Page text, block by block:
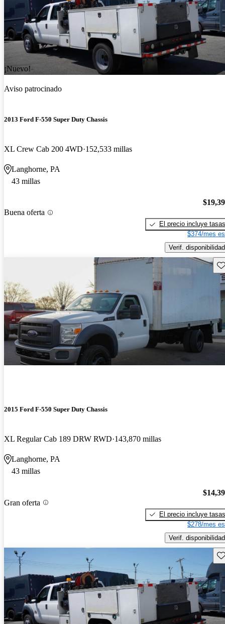
¡Nuevo!
Aviso patrocinado
2013 Ford F-550 Super Duty Chassis
XL Crew Cab 200 4WD 152,533 millas
Langhorne, PA
43 millas
Buena oferta
El precio incluye tasas
$374/mes
Verif. disponibilidad
2015 Ford F-550 Super Duty Chassis
XL Regular Cab 189 DRW RWD 143,870 millas
Langhorne, PA
43 millas
Gran oferta
El precio incluye tasas
$278/mes
Verif. disponibilidad